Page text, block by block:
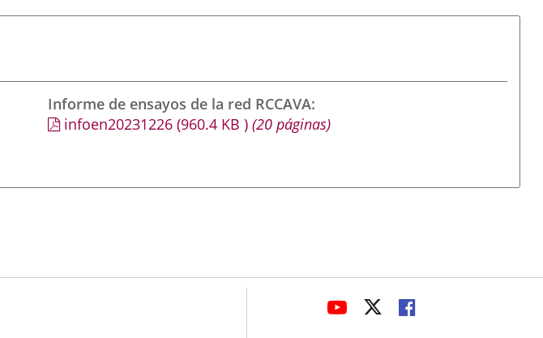
Informe de ensayos de la red RCCAVA
infoen20231226 (960.4 KB) (20 páginas)
ENLACEENLACEENLACE